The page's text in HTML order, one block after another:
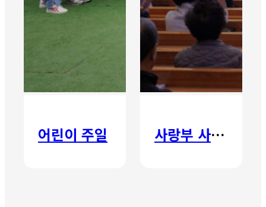
어린이 주일 사랑부 사랑주일